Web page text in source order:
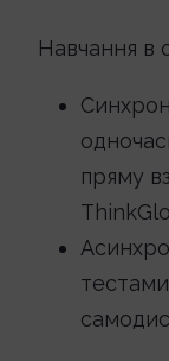
Навчання в
пряму